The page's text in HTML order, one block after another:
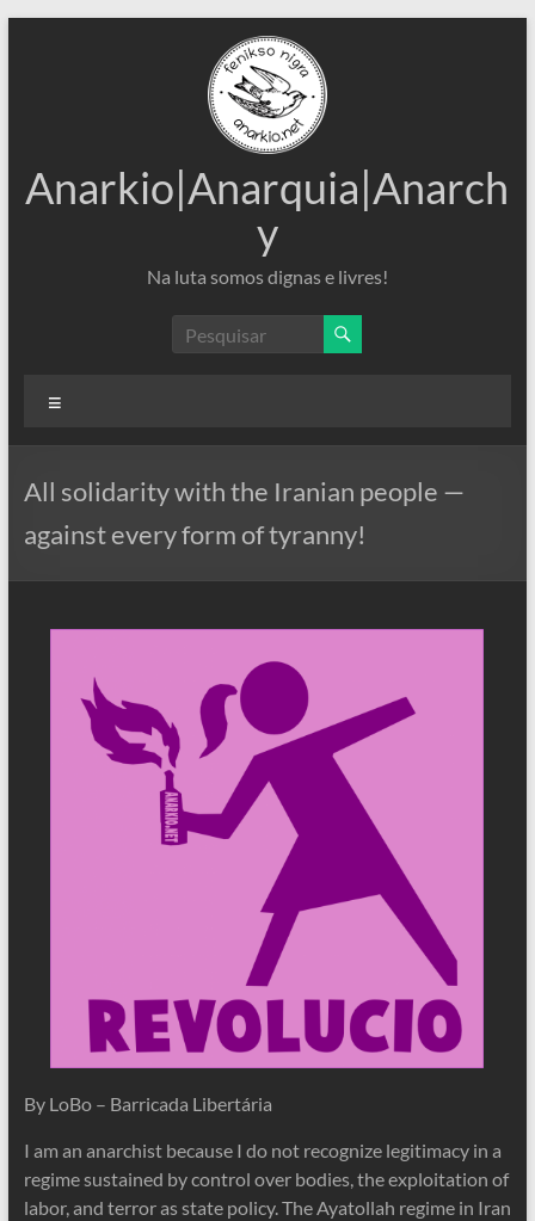
Anarkio|Anarquia|Anarch
y
Na luta somos dignas e livres!
All solidarity with the Iranian people —
against every form of tyranny!
By LoBo – Barricada Libertária
I am an anarchist because I do not recognize legitimacy in a
regime sustained by control over bodies, the exploitation of
labor, and terror as state policy. The Ayatollah regime in Iran